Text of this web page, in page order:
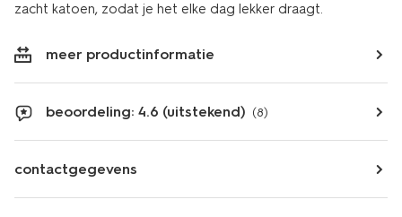
zacht katoen, zodat je het elke dag lekker draagt.
meer productinformatie
beoordeling: 4.6 (uitstekend) (8)
contactgegevens